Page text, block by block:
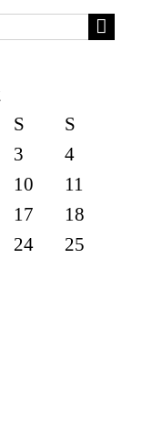
S
S
3
4
10
11
17
18
24
25